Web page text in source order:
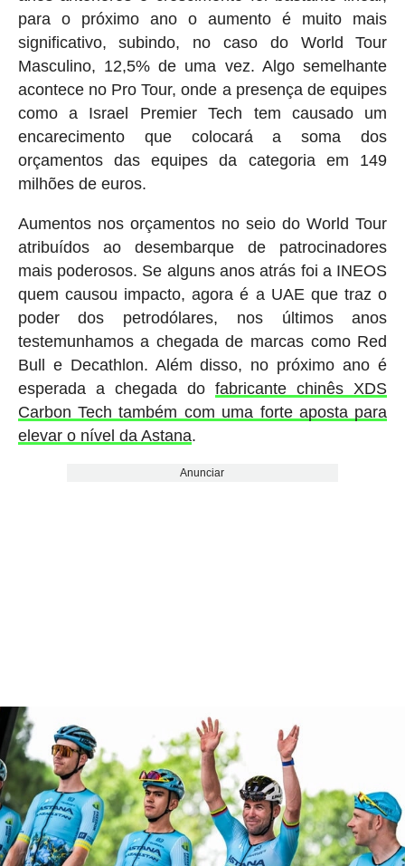
para o próximo ano o aumento é muito mais
significativo, subindo, no caso do World Tour
Masculino, 12,5% de uma vez. Algo semelhante
acontece no Pro Tour, onde a presença de equipes
como a Israel Premier Tech tem causado um
encarecimento que colocará a soma dos
orçamentos das equipes da categoria em 149
milhões de euros.
Aumentos nos orçamentos no seio do World Tour
atribuídos ao desembarque de patrocinadores
mais poderosos. Se alguns anos atrás foi a INEOS
quem causou impacto, agora é a UAE que traz o
poder dos petrodólares, nos últimos anos
testemunhamos a chegada de marcas como Red
Bull e Decathlon. Além disso, no próximo ano é
esperada a chegada dofabricante chinês XDS
Carbon Tech também com uma forte aposta para
elevar o nível da Astana.
Anunciar